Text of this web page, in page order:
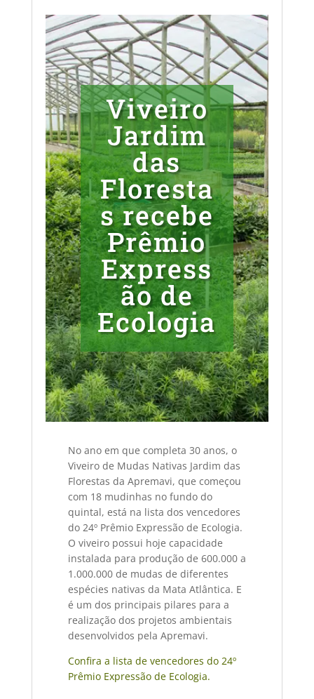
Viveiro
Jardim
das
Floresta
s recebe
Prêmio
Express
ão de
Ecologia
No ano em que completa 30 anos, o
Viveiro de Mudas Nativas Jardim das
Florestas da Apremavi, que começou
com 18 mudinhas no fundo do
quintal, está na lista dos vencedores
do 24º Prêmio Expressão de Ecologia.
O viveiro possui hoje capacidade
instalada para produção de 600.000 a
1.000.000 de mudas de diferentes
espécies nativas da Mata Atlântica. E
é um dos principais pilares para a
realização dos projetos ambientais
desenvolvidos pela Apremavi.
Confira a lista de vencedores do 24º
Prêmio Expressão de Ecologia.